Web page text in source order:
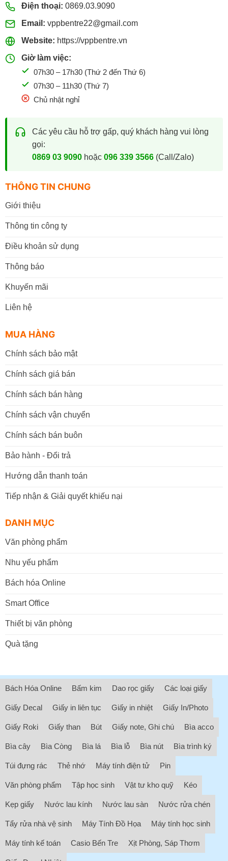
Điện thoại: 0869.03.9090
Email: vppbentre22@gmail.com
Website: https://vppbentre.vn
Giờ làm việc:
07h30 – 17h30 (Thứ 2 đến Thứ 6)
07h30 – 11h30 (Thứ 7)
Chủ nhật nghỉ
Các yêu cầu hỗ trợ gấp, quý khách hàng vui lòng
gọi:
0869 03 9090hoặc 096 339 3566(Call/Zalo)
THÔNG TIN CHUNG
Giới thiệu
Thông tin công ty
Điều khoản sử dụng
Thông báo
Khuyến mãi
Liên hệ
MUA HÀNG
Chính sách bảo mật
Chính sách giá bán
Chính sách bán hàng
Chính sách vận chuyển
Chính sách bán buôn
Bảo hành - Đổi trả
Hướng dẫn thanh toán
Tiếp nhận & Giải quyết khiếu nại
DANH MỤC
Văn phòng phẩm
Nhu yếu phẩm
Bách hóa Online
Smart Office
Thiết bị văn phòng
Quà tặng
Bách Hóa Online Bấm kim Dao rọc giấy Các loại giấy
Giấy Decal Giấy in liên tục Giấy in nhiệt Giấy In/Photo
Giấy Roki Giấy than Bút Giấy note, Ghi chú Bìa acco
Bìa cây Bìa Còng Bìa lá Bìa lỗ Bìa nút Bìa trình ký
Túi đựng rác Thẻ nhớ Máy tính điện tử Pin
Văn phòng phẩm Tập học sinh Vật tư kho quỹ Kéo
Kẹp giấy Nước lau kính Nước lau sàn Nước rửa chén
Tẩy rửa nhà vệ sinh Máy Tính Đồ Họa Máy tính học sinh
Máy tính kế toán Casio Bến Tre Xịt Phòng, Sáp Thơm